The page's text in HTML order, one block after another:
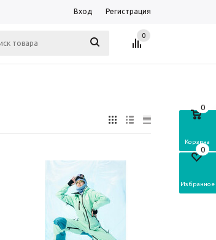
Вход Регистрация
0
0
Корзина
0
Избранное